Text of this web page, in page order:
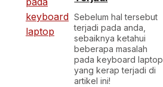
Sebelum hal tersebut
terjadi pada anda,
sebaiknya ketahui
beberapa masalah
pada keyboard laptop
yang kerap terjadi di
artikel ini!